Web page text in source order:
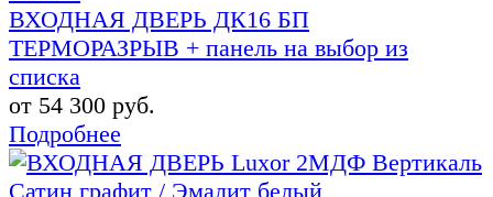
ВХОДНАЯ ДВЕРЬ ДК16 БП
ТЕРМОРАЗРЫВ + панель на выбор из
списка
от 54 300 руб.
Подробнее